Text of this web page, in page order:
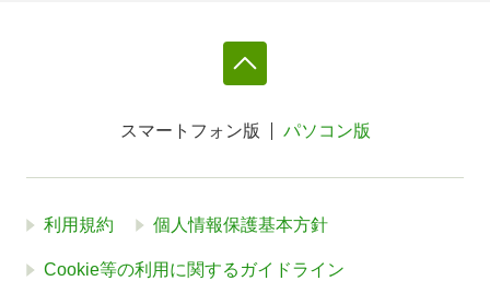
スマートフォン版 パソコン版
利用規約 個人情報保護基本方針
Cookie等の利用に関するガイドライン